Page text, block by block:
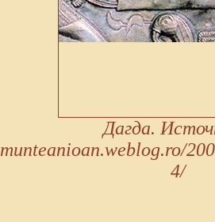
Дагда.
munteanioan.weblog.ro/
4/